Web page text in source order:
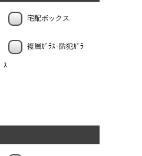
宅配ボックス
複層ｶﾞﾗｽ･防犯ｶﾞﾗ
ｽ